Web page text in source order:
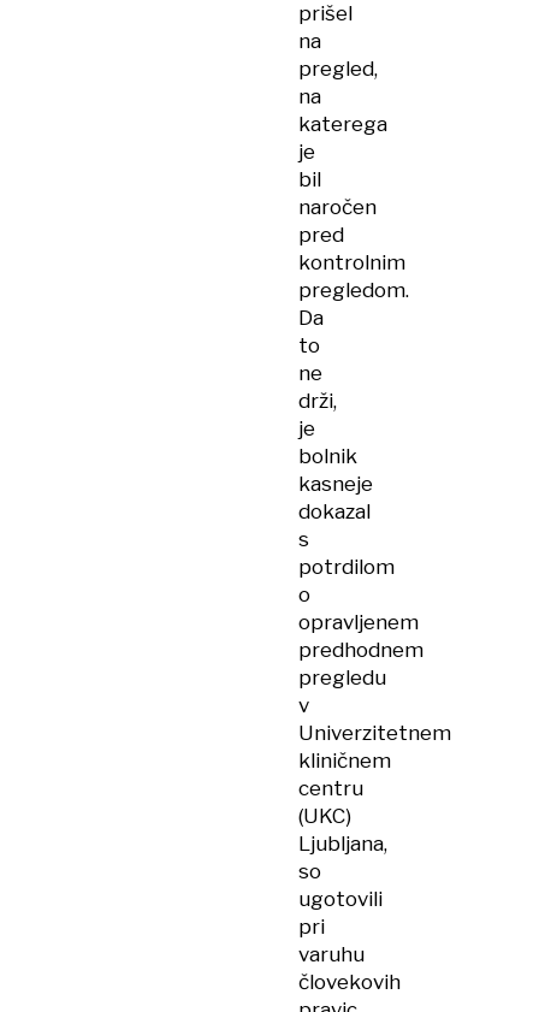
prišel
na
pregled,
na
katerega
je
bil
naročen
pred
kontrolnim
pregledom.
Da
to
ne
drži,
je
bolnik
kasneje
dokazal
s
potrdilom
o
opravljenem
predhodnem
pregledu
v
Univerzitetnem
kliničnem
centru
(UKC)
Ljubljana,
so
ugotovili
pri
varuhu
človekovih